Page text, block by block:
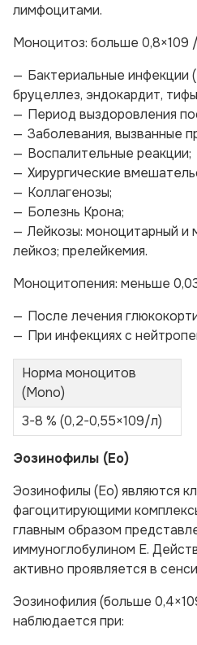
лимфоцитами.
Моноцитоз: больше 0,8×109
Бактериальные инфекции
бруцеллез, эндокардит,
Период выздоровления
Заболевания, вызванные
Воспалительные реакции;
Хирургические
Коллагенозы;
Болезнь Крона;
Лейкозы: моноцитарный и
лейкоз; прелейкемия.
Моноцитопения: меньше
После лечения
При инфекциях с
Норма моноцитов
(Моno)
3-8 % (0,2-0,55×109/л)
Эозинофилы (Ео)
Эозинофилы (Ео) являются
фагоцитирующими
главным образом
иммуноглобулином Е.
активно проявляется в
Эозинофилия (больше
наблюдается при: